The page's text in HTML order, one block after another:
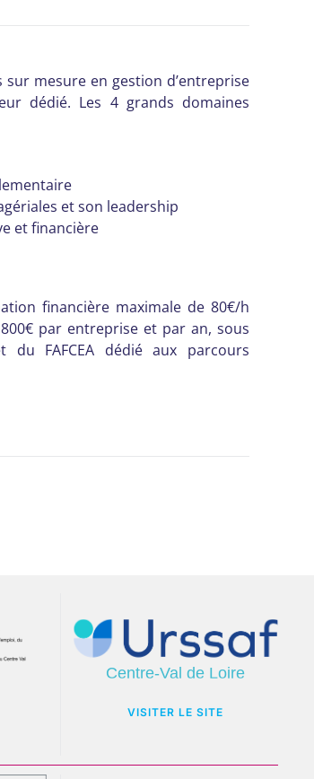
mesure en gestion d’entreprise
dédié. Les 4 grands domaines
et son leadership
et financière
financière maximale de 80€/h
par entreprise et par an, sous
FAFCEA dédié aux parcours
VISITER LE SITE